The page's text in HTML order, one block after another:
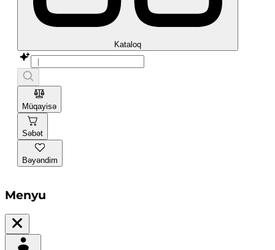
Kataloq
Müqayisə
Səbət
Bəyəndim
Menyu